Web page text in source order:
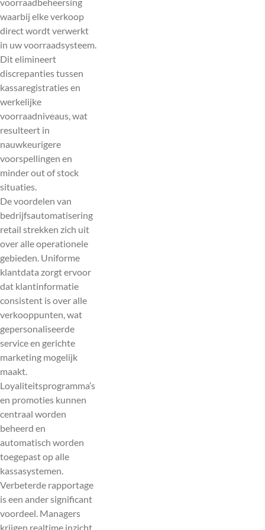
waarbij elke verkoop
direct wordt verwerkt
in uw voorraadsysteem.
Dit elimineert
discrepanties tussen
kassaregistraties en
werkelijke
voorraadniveaus, wat
resulteert in
nauwkeurigere
voorspellingen en
minder out of stock
situaties.
De voordelen van
bedrijfsautomatisering
retail strekken zich uit
over alle operationele
gebieden. Uniforme
klantdata zorgt ervoor
dat klantinformatie
consistent is over alle
verkooppunten, wat
gepersonaliseerde
service en gerichte
marketing mogelijk
maakt.
Loyaliteitsprogramma’s
en promoties kunnen
centraal worden
beheerd en
automatisch worden
toegepast op alle
kassasystemen.
Verbeterde rapportage
is een ander significant
voordeel. Managers
krijgen realtime inzicht